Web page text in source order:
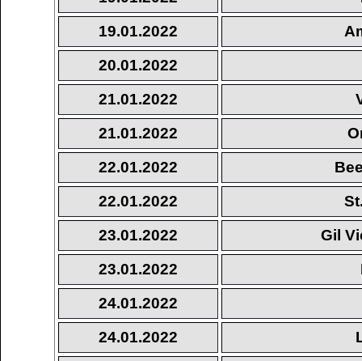
19.01.2022
20.01.2022
21.01.2022
21.01.2022
22.01.2022
22.01.2022
23.01.2022
Gil
23.01.2022
24.01.2022
24.01.2022